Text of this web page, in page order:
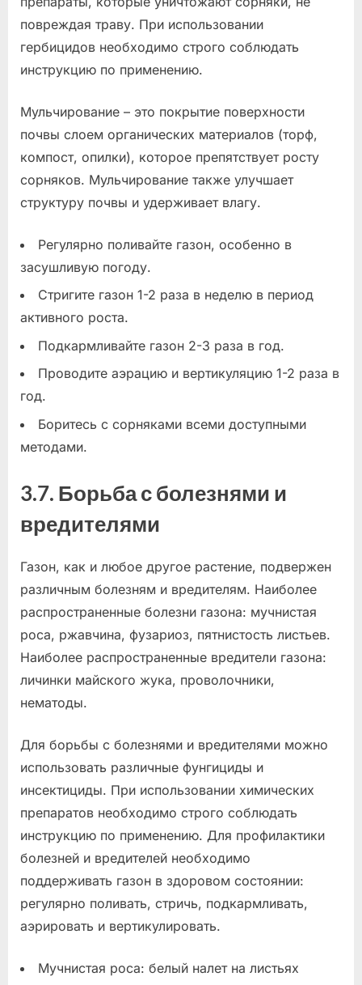
повреждая траву. При использовании
гербицидов необходимо строго соблюдать
инструкцию по применению.
Мульчирование – это покрытие поверхности
почвы слоем органических материалов (торф,
компост, опилки), которое препятствует росту
сорняков. Мульчирование также улучшает
структуру почвы и удерживает влагу.
Регулярно поливайте газон, особенно в
засушливую погоду.
Стригите газон 1-2 раза в неделю в период
активного роста.
Подкармливайте газон 2-3 раза в год.
Проводите аэрацию и вертикуляцию 1-2 раза в
год.
Боритесь с сорняками всеми доступными
методами.
3.7. Борьба с болезнями и
вредителями
Газон, как и любое другое растение, подвержен
различным болезням и вредителям. Наиболее
распространенные болезни газона: мучнистая
роса, ржавчина, фузариоз, пятнистость листьев.
Наиболее распространенные вредители газона:
личинки майского жука, проволочники,
нематоды.
Для борьбы с болезнями и вредителями можно
использовать различные фунгициды и
инсектициды. При использовании химических
препаратов необходимо строго соблюдать
инструкцию по применению. Для профилактики
болезней и вредителей необходимо
поддерживать газон в здоровом состоянии:
регулярно поливать, стричь, подкармливать,
аэрировать и вертикулировать.
Мучнистая роса: белый налет на листьях